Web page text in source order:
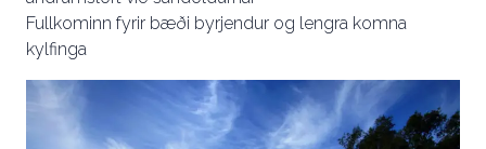
Fullkominn fyrir bæði byrjendur og lengra komna
kylfinga